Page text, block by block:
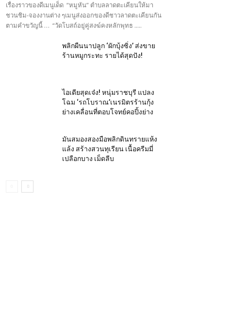
เรื่องราวของดีเมนูเด็ด “หมูหัน” ตำบลลาดตะเคียนให้มา
ชวนชิม-จองงานต่าง ๆเมนูส่งออกของดีชาวลาดตะเคียนกัน
ตามคำขวัญนี้ … “วัดโบสถ์อยู่คู่สงฆ์คงหลักพุทธ .....
พลิกผืนนาปลูก ‘ผักบุ้งซิ่ง’ ส่งขาย
ร้านหมูกระทะ รายได้สุดปัง!
ไอเดียสุดเจ๋ง! หนุ่มราชบุรี แปลง
โฉม ‘รถโบราณ’เนรมิตรร้านกุ้ง
ย่างเคลื่อนที่ตอบโจทย์คอปิ้งย่าง
มันสมองสองมือพลิกดินทรายแห้ง
แล้ง สร้างสวนทุเรียน เนื้อครีมมี่
เปลือกบาง เม็ดลีบ